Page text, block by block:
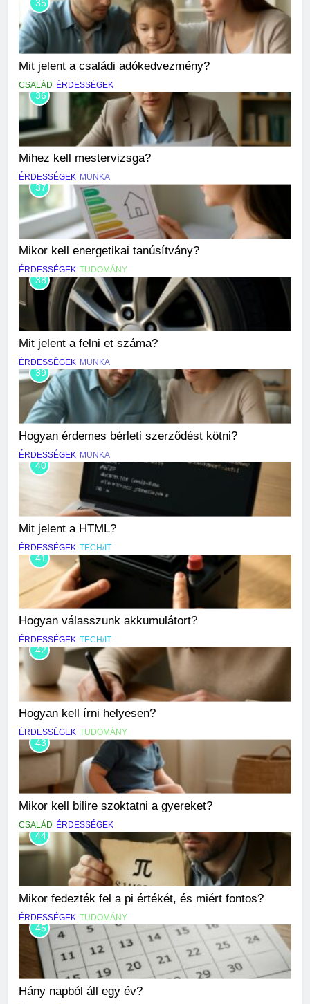
35
Mit jelent a családi adókedvezmény?
CSALÁD ÉRDESSÉGEK
36
Mihez kell mestervizsga?
ÉRDESSÉGEK MUNKA
37
Mikor kell energetikai tanúsítvány?
ÉRDESSÉGEK TUDOMÁNY
38
Mit jelent a felni et száma?
ÉRDESSÉGEK MUNKA
39
Hogyan érdemes bérleti szerződést kötni?
ÉRDESSÉGEK MUNKA
40
Mit jelent a HTML?
ÉRDESSÉGEK TECH/IT
41
Hogyan válasszunk akkumulátort?
ÉRDESSÉGEK TECH/IT
42
Hogyan kell írni helyesen?
ÉRDESSÉGEK TUDOMÁNY
43
Mikor kell bilire szoktatni a gyereket?
CSALÁD ÉRDESSÉGEK
44
Mikor fedezték fel a pi értékét, és miért fontos?
ÉRDESSÉGEK TUDOMÁNY
45
Hány napból áll egy év?